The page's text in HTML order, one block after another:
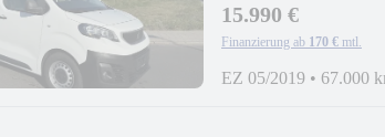
15.990 €
Finanzierung ab 170 € mtl.
EZ 05/2019 • 67.000